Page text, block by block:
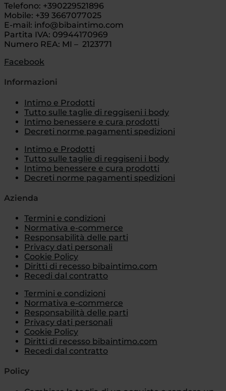
Telefono: +390229521896
Mobile: +39 3667077025
E-mail: info@bibaintimo.com
Partita IVA: 09944170969
Numero REA: MI – 2123771
Facebook
Informazioni
Intimo e Prodotti
Tutto sulle taglie di reggiseni i body
Intimo benessere e cura prodotti
Decreti norme pagamenti spedizioni
Intimo e Prodotti
Tutto sulle taglie di reggiseni i body
Intimo benessere e cura prodotti
Decreti norme pagamenti spedizioni
Azienda
Termini e condizioni
Normativa e-commerce
Responsabilità delle parti
Privacy dati personali
Cookie Policy
Diritti di recesso bibaintimo.com
Recedi dal contratto
Termini e condizioni
Normativa e-commerce
Responsabilità delle parti
Privacy dati personali
Cookie Policy
Diritti di recesso bibaintimo.com
Recedi dal contratto
Policy